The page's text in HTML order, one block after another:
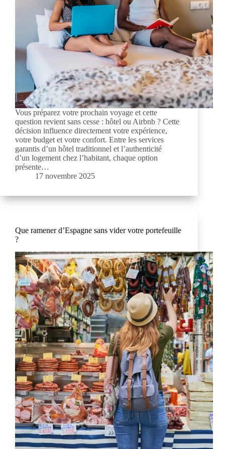
Vous préparez votre prochain voyage et cette
question revient sans cesse : hôtel ou Airbnb ? Cette
décision influence directement votre expérience,
votre budget et votre confort. Entre les services
garantis d’un hôtel traditionnel et l’authenticité
d’un logement chez l’habitant, chaque option
présente…
17 novembre 2025
Que ramener d’Espagne sans vider votre portefeuille
?